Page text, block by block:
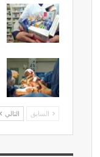
السابق التالي